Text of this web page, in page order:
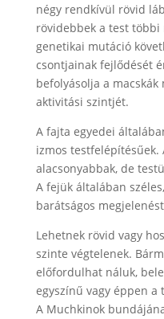
négy rendkívül rövid
rövidebbek a test többi
genetikai mutáció
csontjainak fejlődését
befolyásolja a macskák
aktivitási szintjét.
A fajta egyedei
izmos
alacsonyabbak, de
A fejük általában
barátságos
Lehetnek rövid vagy
szinte végtelenek.
előfordulhat náluk,
egyszínű vagy éppen a
A Muchkinok